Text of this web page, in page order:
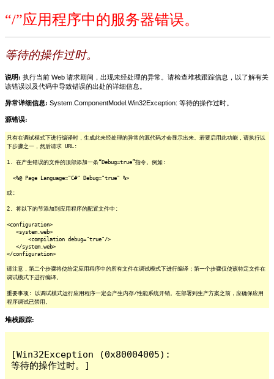
“/”应用程序中的服务器错误。
等待的操作过时。
说明: 执行当前 Web 请求期间，出现未经处理的异常。请检查堆栈跟踪信息，以了解有关
该错误以及代码中导致错误的出处的详细信息。
异常详细信息: System.ComponentModel.Win32Exception: 等待的操作过时。
源错误:
只有在调试模式下进行编译时，生成此未经处理的异常的源代码才会显示出来。若要启用此功能，请执行以
下步骤之一，然后请求 URL:
1. 在产生错误的文件的顶部添加一条“Debug=true”指令。例如:
<%@ Page Language="C#" Debug="true" %>
或:
2. 将以下的节添加到应用程序的配置文件中:
<configuration>
<system.web>
<compilation debug="true"/>
</system.web>
</configuration>
请注意，第二个步骤将使给定应用程序中的所有文件在调试模式下进行编译；第一个步骤仅使该特定文件在
调试模式下进行编译。
重要事项: 以调试模式运行应用程序一定会产生内存/性能系统开销。在部署到生产方案之前，应确保应用
程序调试已禁用。
堆栈跟踪:
[Win32Exception (0x80004005):
等待的操作过时。]